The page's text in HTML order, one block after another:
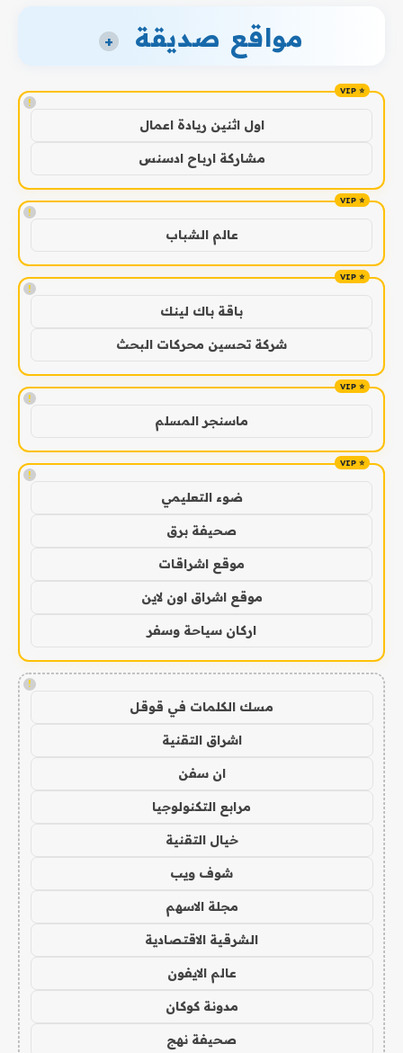
مواقع صديقة +
!
اول اثنين ريادة اعمال
مشاركة ارباح ادسنس
!
عالم الشباب
!
باقة باك لينك
شركة تحسين محركات البحث
!
ماسنجر المسلم
!
ضوء التعليمي
صحيفة برق
موقع اشراقات
موقع اشراق اون لاين
اركان سياحة وسفر
!
مسك الكلمات في قوقل
اشراق التقنية
ان سفن
مرابع التكنولوجيا
خيال التقنية
شوف ويب
مجلة الاسهم
الشرقية الاقتصادية
عالم الايفون
مدونة كوكان
صحيفة نهج